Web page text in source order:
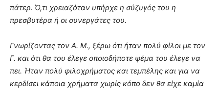
πάτερ. Ό,τι χρειαζόταν υπήρχε η σύζυγός του η
πρεσβυτέρα ή οι συνεργάτες του.
Γνωρίζοντας τον Α. Μ., ξέρω ότι ήταν πολύ φίλοι με τον
Γ. και ότι θα του έλεγε οποιοδήποτε ψέμα του έλεγε να
πει. Ήταν πολύ φιλοχρήματος και τεμπέλης και για να
κερδίσει κάποια χρήματα χωρίς κόπο δεν θα είχε καμία